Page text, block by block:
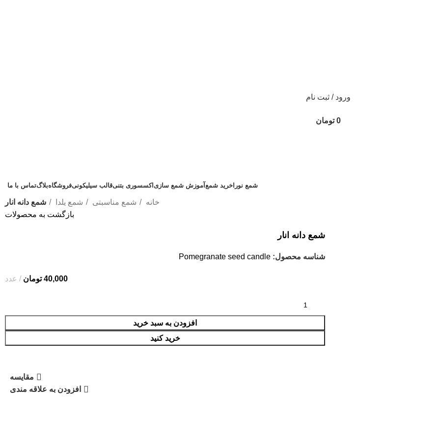
ورود / ثبت نام
0 تومان
شمع نورا خرید شمع آموزش شمع سازی اکسسوری بتنیقالب سیلیکونیفروشگاهبلاگتماس با ما
خانه شمع مناسبتی شمع یلدا
شمع دانه انار
بازگشت به محصولات
شمع دانه انار
شناسه محصول: Pomegranate seed candle
40,000 تومان عدد
افزودن به سبد خرید
خرید کنید
مقایسه
افزودن به علاقه مندی